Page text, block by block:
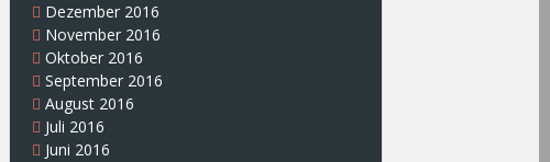
Dezember 2016
November 2016
Oktober 2016
September 2016
August 2016
Juli 2016
Juni 2016